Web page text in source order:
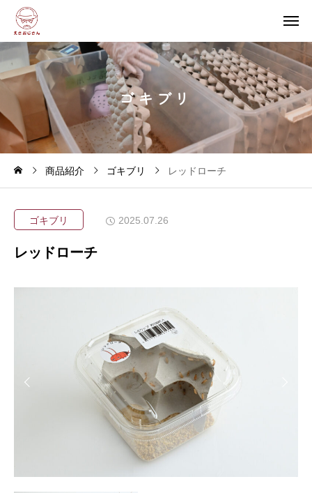
ゴキ ブリ
商品紹介 ゴキブリ レッドローチ
ゴキブリ 2025.07.26
レッドローチ